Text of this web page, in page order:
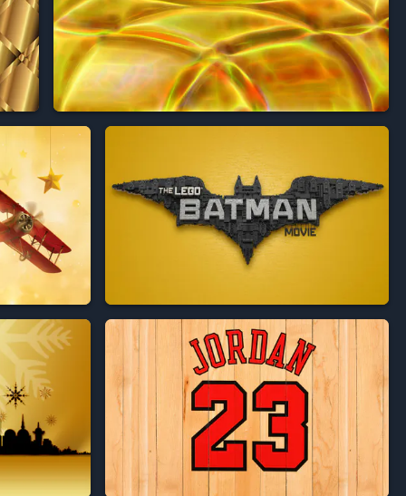


 